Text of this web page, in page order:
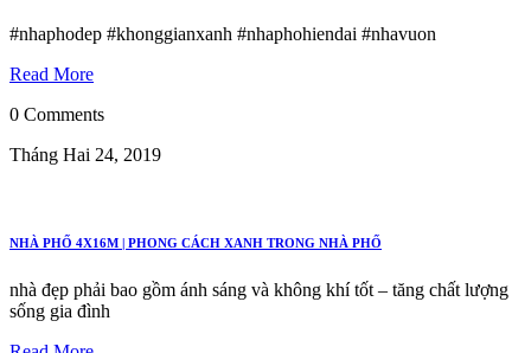
#nhaphodep #khonggianxanh #nhaphohiendai #nhavuon
Read More
0 Comments
Tháng Hai 24, 2019
NHÀ PHỐ 4X16M | PHONG CÁCH XANH TRONG NHÀ PHỐ
nhà đẹp phải bao gồm ánh sáng và không khí tốt – tăng chất lượng
sống gia đình